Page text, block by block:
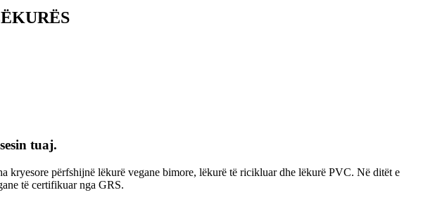
tuaj.
kryesore përfshijnë lëkurë vegane bimore, lëkurë të ricikluar dhe lëkurë PVC. Në ditët e
të certifikuar nga GRS.